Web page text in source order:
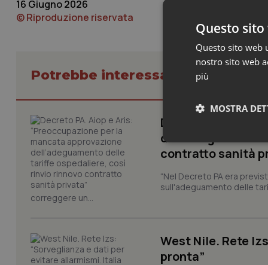
16 Giugno 2026
© Riproduzione riservata
Potrebbe interessarti in Lavoro e
Decreto PA. Aiop
contratto sanità
“Nel Decreto PA era
sull'adeguamento delle
correggere un...
West Nile. Rete
pronta”
Questo
Questo sito web
nostro sito web
più
MOSTRA
I cookie necessari